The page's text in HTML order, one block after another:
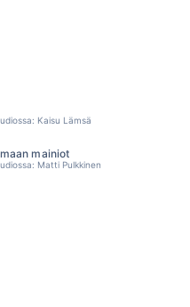
Kaisu Lämsä
mainiot
Matti Pulkkinen